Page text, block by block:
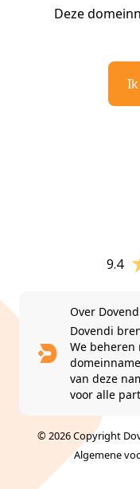
Deze
9.4
Over
Dovendi
We
van deze
voor alle
© 2026 Copyright
Algemene